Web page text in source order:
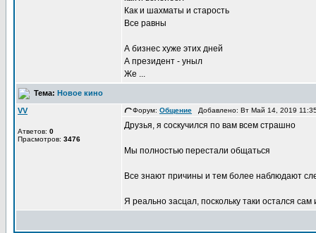
Как и шахматы и старость
Все равны
А бизнес хуже этих дней
А президент - уныл
Же ...
Тема: Новое кино
VV
Атветов: 0
Прасмотров: 3476
Форум: Общение Добавлено: Вт Май 14, 2019
Друзья, я соскучился по вам всем страшно
Мы полностью перестали общаться
Все знают причины и тем более наблюдают
Я реально засцал, поскольку таки остался сам